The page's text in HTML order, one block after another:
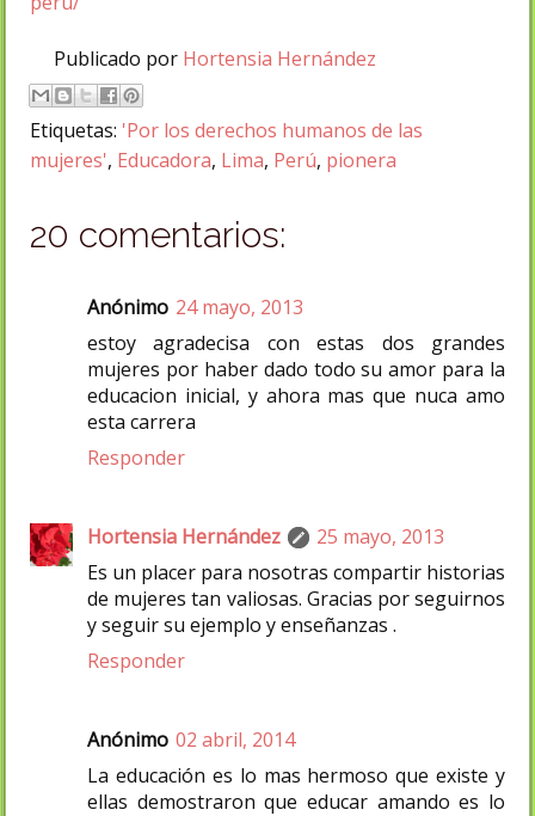
Publicado por Hortensia Hernández
Etiquetas: 'Por los derechos humanos de las
mujeres', Educadora, Lima, Perú, pionera
20 comentarios:
Anónimo 24 mayo, 2013
estoy agradecisa con estas dos grandes
mujeres por haber dado todo su amor para la
educacion inicial, y ahora mas que nuca amo
esta carrera
Responder
Hortensia Hernández
25 mayo, 2013
Es un placer para nosotras compartir historias
de mujeres tan valiosas. Gracias por seguirnos
y seguir su ejemplo y enseñanzas .
Responder
Anónimo 02 abril, 2014
La educación es lo mas hermoso que existe y
ellas demostraron que educar amando es lo